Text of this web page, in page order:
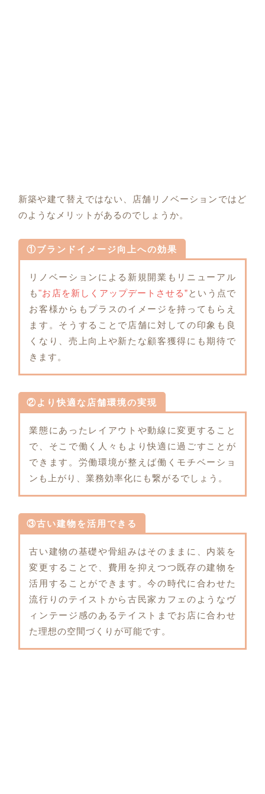
新築や建て替えではない、店舗リノベーションではど
のようなメリットがあるのでしょうか。
①ブランドイメージ向上への効果
リノベーションによる新規開業もリニューアル
も"お店を新しくアップデートさせる”という点で
お客様からもプラスのイメージを持ってもらえ
ます。そうすることで店舗に対しての印象も良
くなり、売上向上や新たな顧客獲得にも期待で
きます。
②より快適な店舗環境の実現
業態にあったレイアウトや動線に変更すること
で、そこで働く人々もより快適に過ごすことが
できます。労働環境が整えば働くモチベーショ
ンも上がり、業務効率化にも繋がるでしょう。
③古い建物を活用できる
古い建物の基礎や骨組みはそのままに、内装を
変更することで、費用を抑えつつ既存の建物を
活用することができます。今の時代に合わせた
流行りのテイストから古民家カフェのようなヴ
ィンテージ感のあるテイストまでお店に合わせ
た理想の空間づくりが可能です。